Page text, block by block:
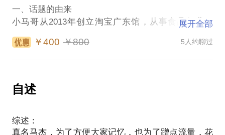
下门店私域 + 直播转化 + 次日达履约的三位一体。
七、温馨提示：咨询的朋友务必描述清楚
1.你遇到的难点
2.学员填写完成相关表格后，与小马哥确定电话沟通
3.约定时间，当面沟通或电话解答
4.电话解答一般为15-30分钟，希望您在问题调研表中
五、精彩剧透
#什么是优质内容：故事是优质内容，八卦也是，但干
货不一定是，经过包装得干货可能是。人性即内容！
#当下的流行音乐一定要用好，比如当年繁花的音乐，
1.你的业务需要是2B的，面向公司或其他经营实体
3.你正在或者计划做创始人IP
独家，甚至限制其他达人，我们的销量被锁死了上
限，怎么办？
3.明星达人，几百万粉丝，直播间在线几百来人，普
通达人几万粉丝，直播间也能在线几百上千，而且前
1.品牌方如何在抖音快手发力达播，构建自己的达人
矩阵；
四、相关文档
1.达人的相关资源分布
解这个底层逻辑；
2.时至今日，优质的短视频依然是刚需，短视频带货
依然有可观的空间，尤其在低客单价受众广的零食、
与产品演绎促单能力，助播场控的协同，投手的流
这两个类目在直播领域是两个行业，打法差异极大，
一、话题的由来
小马哥从2013年创立淘宝广东馆，从事食品行业；
务商生涯，特别是见证了所服务客户叮叮懒人菜的成
望通过这个话题结交到更多的志同道合的朋友，一起
在这个赛道做有意思的事情！
1.中国老百姓食材领域，一年的市场大盘是5万亿（中
展开全部
￥400 ￥800 5人约聊过
自述
综述：
真名马杰，为了方便大家记忆，也为了蹭点流量，花